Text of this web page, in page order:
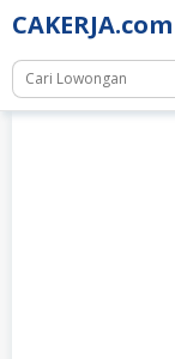
Skip
to
content
CAKERJA.com